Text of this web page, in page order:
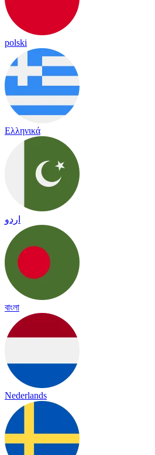
polski
Ελληνικά
اردو
বাংলা
Nederlands